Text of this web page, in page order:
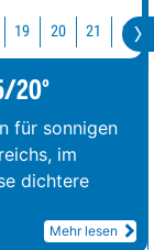
19 20 21 22
20°
für sonnigen
im
dichtere
Mehr lesen